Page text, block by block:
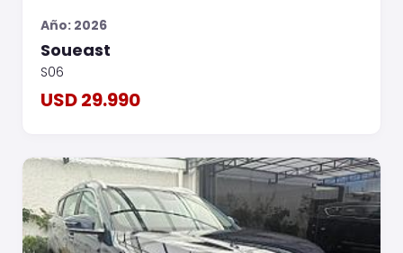
Año: 2026
Soueast
S06
USD 29.990